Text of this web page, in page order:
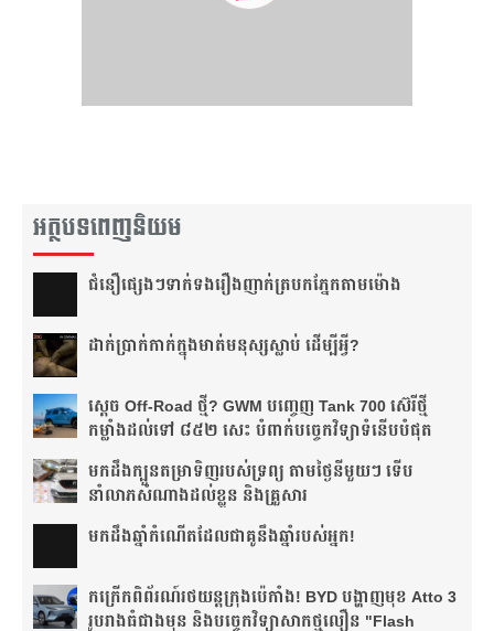
អត្ថបទពេញនិយម
ជំនឿ​ផ្សេងៗ​ទាក់ទង​រឿង​ញាក់​ត្របក​ភ្នែក​តាម​ម៉ោង​
ដាក់​ប្រាក់​កាក់​ក្នុង​មាត់​មនុស្ស​ស្លាប់ ដើម្បី​អ្វី?
ស្តេច Off-Road ថ្មី? GWM បញ្ចេញ Tank 700 ស៊េរីថ្មី
កម្លាំងដល់ទៅ ៨៥២ សេះ បំពាក់បច្ចេកវិទ្យាទំនើបបំផុត
មកដឹងក្បួនតម្រាទិញរបស់ទ្រព្យ តាមថ្ងៃនីមួយៗ ទើប
នាំលាភសំណាងដល់ខ្លួន និងគ្រួសារ
មក​ដឹងឆ្នាំ​កំណើត​ដែល​ជា​គូ​នឹង​ឆ្នាំ​របស់​អ្នក!​
កក្រើកពិព័រណ៍រថយន្តក្រុងប៉េកាំង! BYD បង្ហាញមុខ Atto 3
រូបរាងធំជាងមុន និងបច្ចេកវិទ្យាសាកថ្មលឿន "Flash